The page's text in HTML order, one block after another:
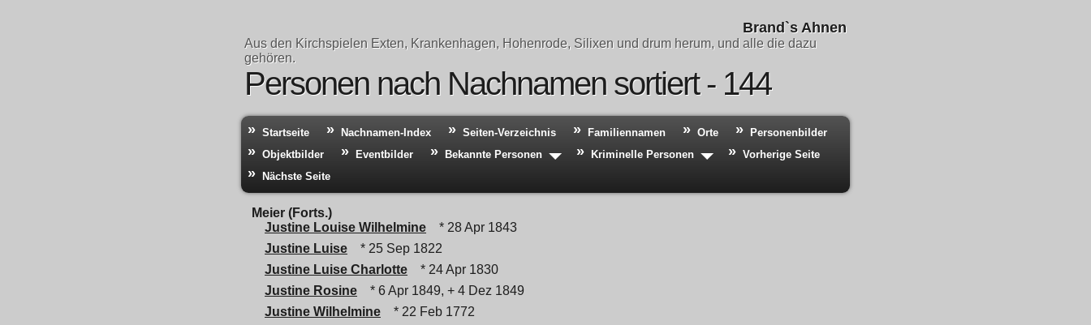
Brand`s Ahnen
Aus den Kirchspielen Exten, Krankenhagen, Hohenrode, Silixen und drum herum, und alle die dazu
gehören.
Personen nach Nachnamen sortiert - 144
Startseite Nachnamen-Index Seiten-Verzeichnis Familiennamen Orte
Personenbilder
Objektbilder
Eventbilder Bekannte Personen Kriminelle Personen
Vorherige Seite
Nächste Seite
Meier (Forts.)
Justine Louise Wilhelmine
* 28 Apr 1843
Justine Luise
* 25 Sep 1822
Justine Luise Charlotte
* 24 Apr 1830
Justine Rosine
* 6 Apr 1849, + 4 Dez 1849
Justine Wilhelmine
* 22 Feb 1772